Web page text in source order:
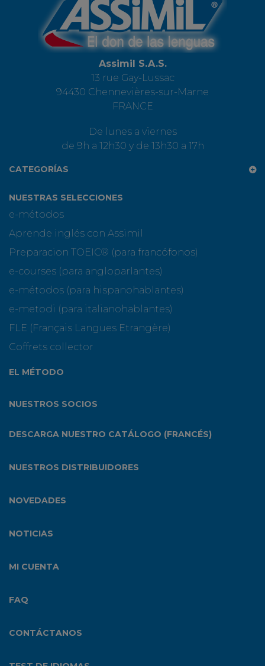
Assimil S.A.S.
13 rue Gay-Lussac
94430 Chennevières-sur-Marne
FRANCE
De lunes a viernes
de 9h a 12h30 y de 13h30 a 17h
CATEGORÍAS
NUESTRAS SELECCIONES
e-métodos
Aprende inglés con Assimil
Preparacion TOEIC® (para francófonos)
e-courses (para angloparlantes)
e-métodos (para hispanohablantes)
e-metodi (para italianohablantes)
FLE (Français Langues Etrangère)
Coffrets collector
EL MÉTODO
NUESTROS SOCIOS
DESCARGA NUESTRO CATÁLOGO (FRANCÉS)
NUESTROS DISTRIBUIDORES
NOVEDADES
NOTICIAS
MI CUENTA
FAQ
CONTÁCTANOS